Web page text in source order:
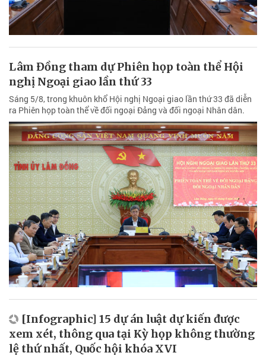
Lâm Đồng tham dự Phiên họp toàn thể Hội
nghị Ngoại giao lần thứ 33
Sáng 5/8, trong khuôn khổ Hội nghị Ngoại giao lần thứ 33 đã diễn
ra Phiên họp toàn thể về đối ngoại Đảng và đối ngoại Nhân dân.
[Infographic] 15 dự án luật dự kiến được
xem xét, thông qua tại Kỳ họp không thường
lệ thứ nhất, Quốc hội khóa XVI